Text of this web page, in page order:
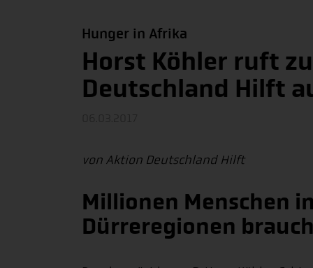
Hunger in Afrika
Horst Köhler ruft
Deutschland Hilft
von Aktion Deutschland Hilft
Millionen Menschen
Dürreregionen